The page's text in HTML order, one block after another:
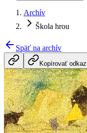
Archív
Škola hrou
Späť na archív
Kopírovať odkaz